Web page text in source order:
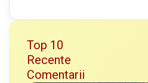
Top 10
Recente
Comentarii